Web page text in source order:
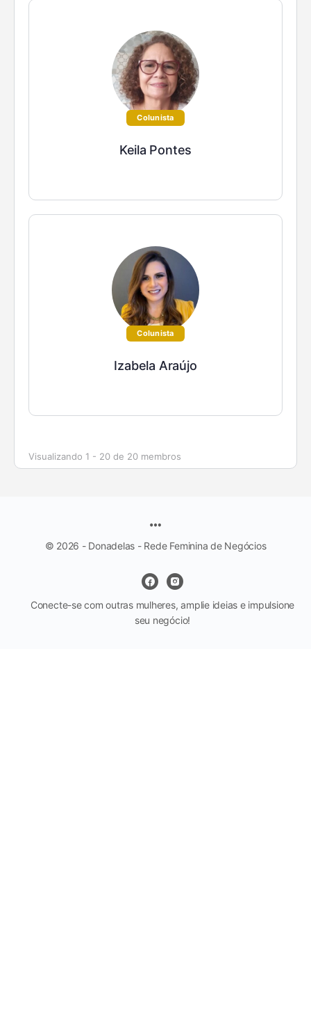
Colunista
Keila Pontes
Colunista
Izabela Araújo
Visualizando 1 - 20 de 20 membros
© 2026 - Donadelas - Rede Feminina de Negócios
Conecte-se com outras mulheres, amplie ideias e impulsione
seu negócio!